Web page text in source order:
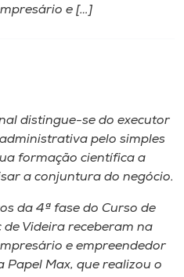
e […]
distingue-se do executor
pelo simples
formação científica a
a conjuntura do negócio.
da 4ª fase do Curso de
Videira receberam na
e empreendedor
Papel Max, que realizou o